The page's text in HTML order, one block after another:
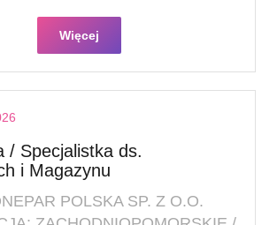
Więcej
/ Specjalistka ds.
i Magazynu
POLSKA SP. Z O.O.